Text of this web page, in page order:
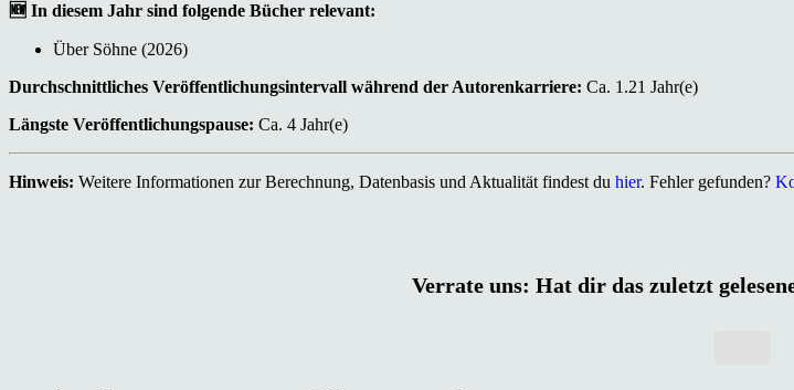
🆕 In diesem Jahr sind folgende Bücher relevant:
Über Söhne (2026)
Durchschnittliches Veröffentlichungsintervall während der Autorenkarriere: Ca. 1.21 Jahr(e)
Längste Veröffentlichungspause: Ca. 4 Jahr(e)
Hinweis: Weitere Informationen zur Berechnung, Datenbasis und Aktualität findest du hier. Fehler gefunden?
Verrate uns: Hat dir das zuletzt